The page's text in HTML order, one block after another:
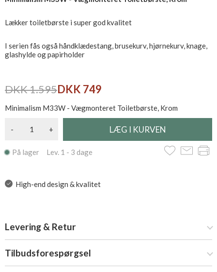
Lækker toiletbørste i super god kvalitet
I serien fås også håndklædestang, brusekurv, hjørnekurv, knage,
glashylde og papirholder
DKK 1.595DKK 749
Minimalism M33W - Vægmonteret Toiletbørste, Krom
- +
På lager Lev. 1 - 3 dage
High-end design & kvalitet
Levering & Retur
Tilbudsforespørgsel